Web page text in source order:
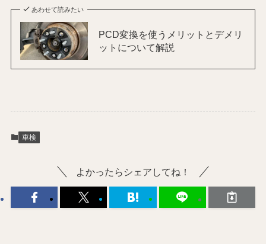
あわせて読みたい
PCD変換を使うメリットとデメリ
ットについて解説
車検
よかったらシェアしてね！